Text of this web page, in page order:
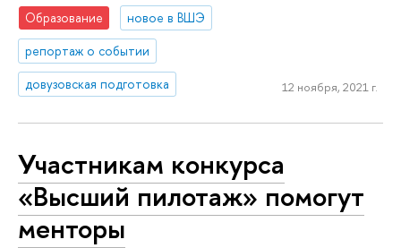
Образование
новое в ВШЭ
репортаж о событии
довузовская подготовка
12 ноября, 2021 г.
Участникам конкурса
«Высший пилотаж» помогут
менторы